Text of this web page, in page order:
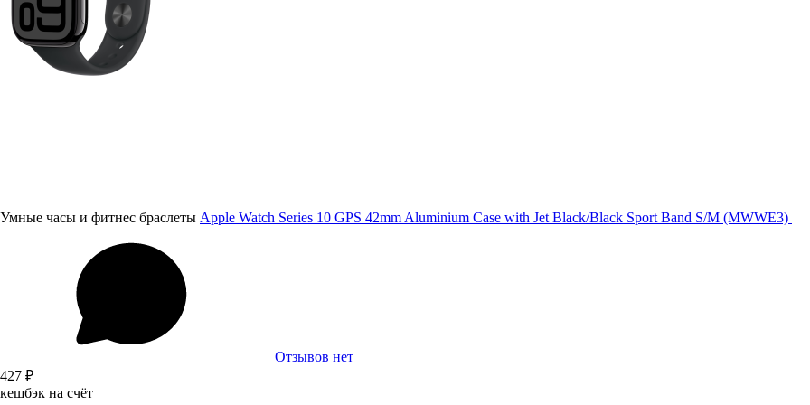
Умные часы и фитнес браслеты Apple Watch Series 10 GPS 42mm Aluminium Case with Jet Black/Black Sport Band S/M (MWWE3)
Отзывов нет
427 ₽
кешбэк на счёт